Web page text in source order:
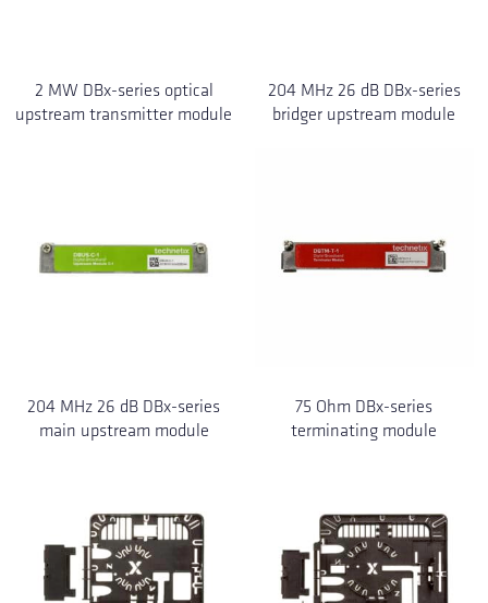
2 MW DBx-series optical
upstream transmitter module
204 MHz 26 dB DBx-series
bridger upstream module
204 MHz 26 dB DBx-series
main upstream module
75 Ohm DBx-series
terminating module